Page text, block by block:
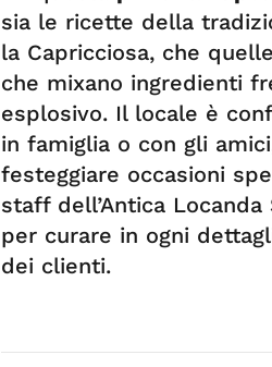
sia le ricette della
la Capricciosa, che
che mixano ingredienti
esplosivo. Il locale è
in famiglia o con gli
festeggiare occasioni
staff dell’Antica
per curare in ogni
dei clienti.